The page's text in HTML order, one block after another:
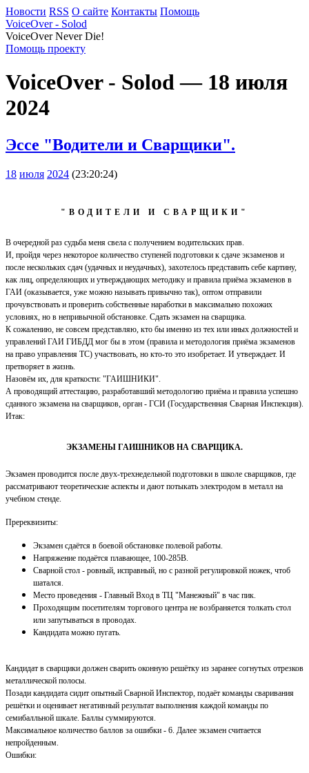
Новости RSS О сайте Контакты Помощь
VoiceOver - Solod
VoiceOver Never Die!
Помощь проекту
VoiceOver - Solod — 18 июля
2024
Эссе "Водители и Сварщики".
18 июля 2024 (23:20:24)
"ВОДИТЕЛИ И СВАРЩИКИ"
В очередной раз судьба меня свела с получением водительских прав.
И, пройдя через некоторое количество ступеней подготовки к сдаче экзаменов и
после нескольких сдач (удачных и неудачных), захотелось представить себе картину,
как лиц, определяющих и утверждающих методику и правила приёма экзаменов в
ГАИ (оказывается, уже можно называть привычно так), оптом отправили
прочувствовать и проверить собственные наработки в максимально похожих
условиях, но в непривычной обстановке. Сдать экзамен на сварщика.
К сожалению, не совсем представляю, кто бы именно из тех или иных должностей и
управлений ГАИ ГИБДД мог бы в этом (правила и методология приёма экзаменов
на право управления ТС) участвовать, но кто-то это изобретает. И утверждает. И
претворяет в жизнь.
Назовём их, для краткости: "ГАИШНИКИ".
А проводящий аттестацию, разработавший методологию приёма и правила успешно
сданного экзамена на сварщиков, орган - ГСИ (Государственная Сварная Инспекция).
Итак:
ЭКЗАМЕНЫ ГАИШНИКОВ НА СВАРЩИКА.
Экзамен проводится после двух-трехнедельной подготовки в школе сварщиков, где
рассматривают теоретические аспекты и дают потыкать электродом в металл на
учебном стенде.
Пререквизиты:
Экзамен сдаётся в боевой обстановке полевой работы.
Напряжение подаётся плавающее, 100-285В.
Сварной стол - ровный, исправный, но с разной регулировкой ножек, чтоб
шатался.
Место проведения - Главный Вход в ТЦ "Манежный" в час пик.
Проходящим посетителям торгового центра не возбраняется толкать стол
или запутываться в проводах.
Кандидата можно пугать.
Кандидат в сварщики должен сварить оконную решётку из заранее согнутых отрезков
металлической полосы.
Позади кандидата сидит опытный Сварной Инспектор, подаёт команды сваривания
решётки и оценивает негативный результат выполнения каждой команды по
семибалльной шкале. Баллы суммируются.
Максимальное количество баллов за ошибки - 6. Далее экзамен считается
непройденным.
Ошибки: